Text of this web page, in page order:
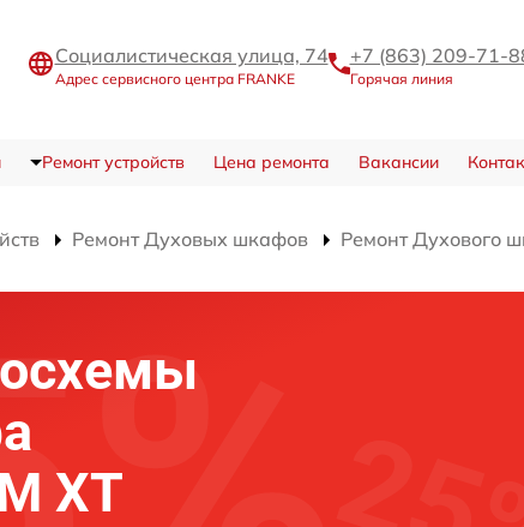
Социалистическая улица, 74
Адрес сервисного центра FRANKE
+7 (863) 209-71-
Горячая линия
Ремонт устройств Цена ремонта Вакансии
Ремонт Духовых шкафов Ремонт Духового
XT